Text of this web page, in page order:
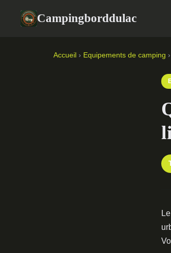
Campingborddulac
Accueil › Equipements de camping ›